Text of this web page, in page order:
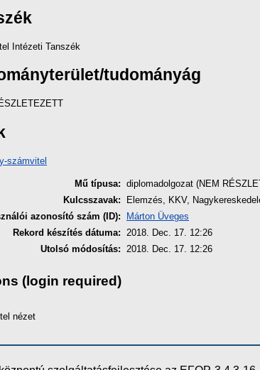
Intézeti Tanszék
tudományág
számvitel
Mű típusa: diplomadolgozat (NEM
Kulcsszavak:
Elemzés, KKV,
azonosító szám (ID):
Márton Üveges
Rekord készítés dátuma: 2018. Dec. 17. 12:26
Utolsó módosítás: 2018. Dec. 17. 12:26
(login required)
nézet